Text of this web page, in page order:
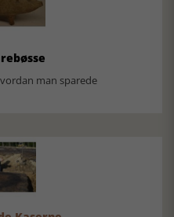
man sparede